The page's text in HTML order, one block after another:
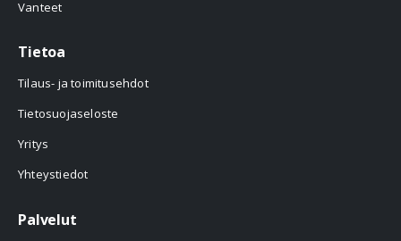
Vanteet
Tietoa
Tilaus- ja toimitusehdot
Tietosuojaseloste
Yritys
Yhteystiedot
Palvelut